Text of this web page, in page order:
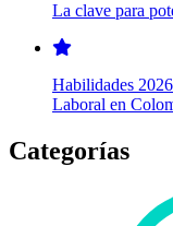
La clave para
Habilidades
Laboral en
Categorías